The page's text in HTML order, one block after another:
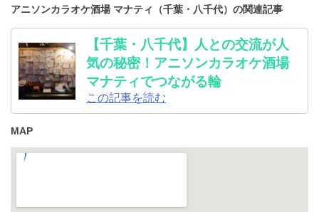
アニソンカラオケ酒場 マナティ（千葉・八千代）の関連記事
【千葉・八千代】人との交流が人
気の秘密！アニソンカラオケ酒場
マナティでつながる輪
この記事を読む
MAP